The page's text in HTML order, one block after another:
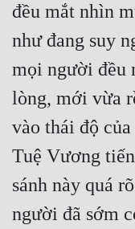
đều mắt nhìn
như đang suy
mọi người đều
lòng, mới vừa
vào thái độ
Tuệ Vương
sánh này quá
người đã sớm